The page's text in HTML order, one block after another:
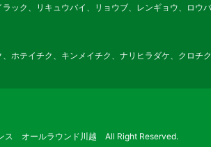
ック、リキュウバイ、リョウブ、レンギョウ、ロウ
テイチク、キンメイチク、ナリヒラダケ、クロチ
ス オールラウンド川越 All Right Reserved.